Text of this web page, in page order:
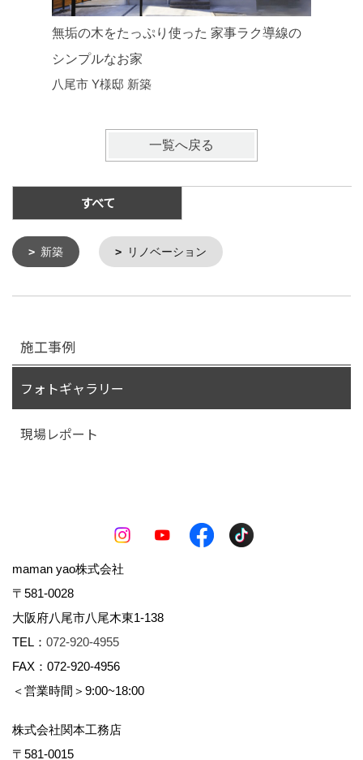
無垢の木をたっぷり使った 家事ラク導線の
シンプルなお家
八尾市 Y様邸 新築
一覧へ戻る
すべて
新築 リノベーション
施工事例
フォトギャラリー
現場レポート
maman yao株式会社
〒581-0028
大阪府八尾市八尾木東1-138
TEL： 072-920-4955
FAX：072-920-4956
＜営業時間＞9:00~18:00
株式会社関本工務店
〒581-0015